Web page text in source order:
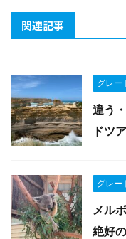
関連記事
グレー
違う
ドツ
グレー
メル
絶好